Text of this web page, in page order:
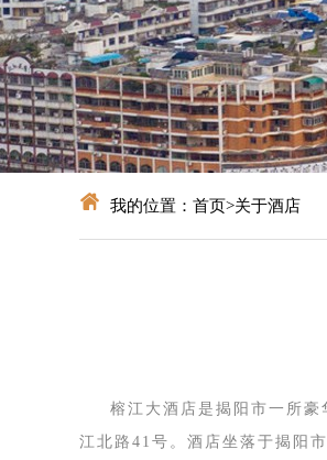
我的位置： 首页>关于酒店
榕江大酒店是揭阳市一所
江北路41号。酒店坐落于揭阳